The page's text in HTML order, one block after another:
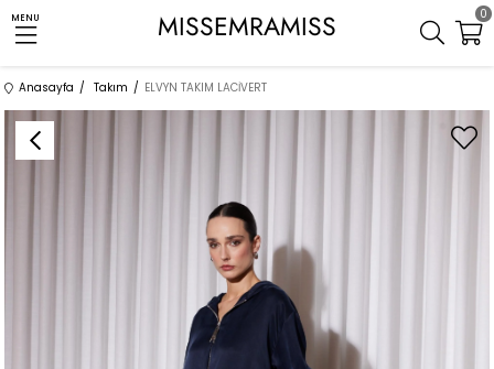
MENU MISSEMRAMISS 0
Anasayfa Takım ELVYN TAKIM LACİVERT